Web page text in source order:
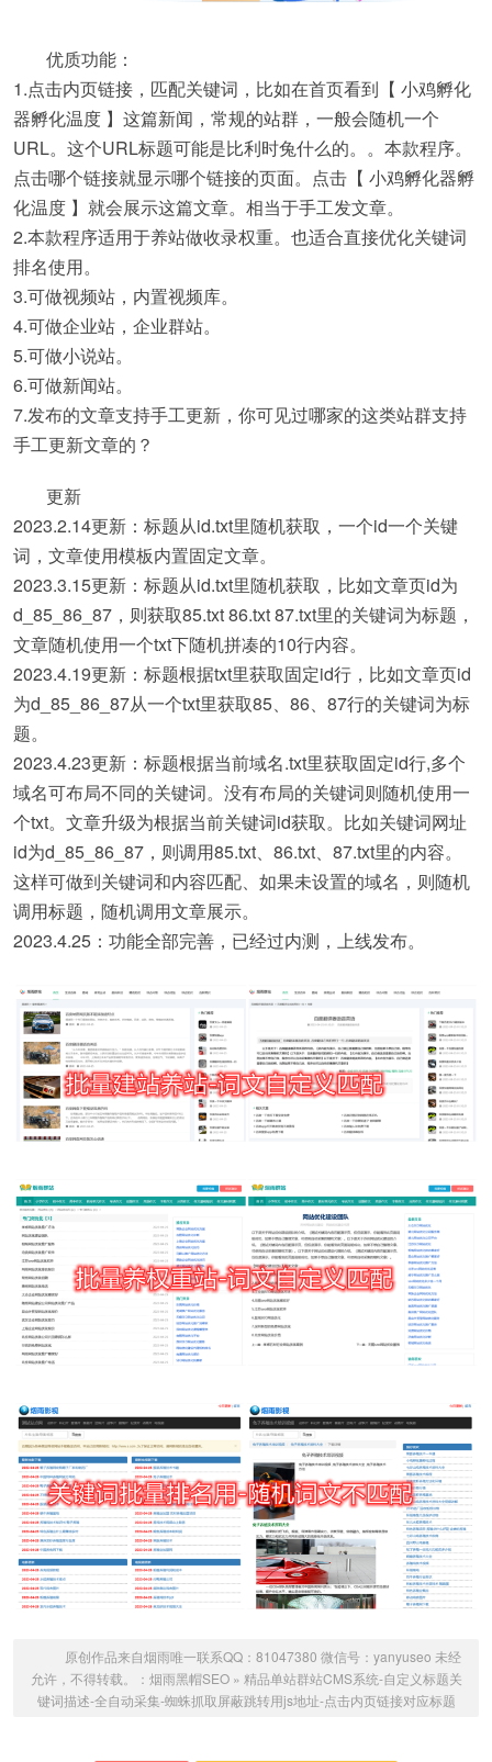
优质功能：
1.点击内页链接，匹配关键词，比如在首页看到【 小鸡孵化
器孵化温度 】这篇新闻，常规的站群，一般会随机一个
URL。这个URL标题可能是比利时兔什么的。。本款程序。
点击哪个链接就显示哪个链接的页面。点击【 小鸡孵化器孵
化温度 】就会展示这篇文章。相当于手工发文章。
2.本款程序适用于养站做收录权重。也适合直接优化关键词
排名使用。
3.可做视频站，内置视频库。
4.可做企业站，企业群站。
5.可做小说站。
6.可做新闻站。
7.发布的文章支持手工更新，你可见过哪家的这类站群支持
手工更新文章的？
更新
2023.2.14更新：标题从id.txt里随机获取，一个id一个关键
词，文章使用模板内置固定文章。
2023.3.15更新：标题从id.txt里随机获取，比如文章页id为
d_85_86_87，则获取85.txt 86.txt 87.txt里的关键词为标题，
文章随机使用一个txt下随机拼凑的10行内容。
2023.4.19更新：标题根据txt里获取固定id行，比如文章页id
为d_85_86_87从一个txt里获取85、86、87行的关键词为标
题。
2023.4.23更新：标题根据当前域名.txt里获取固定id行,多个
域名可布局不同的关键词。没有布局的关键词则随机使用一
个txt。文章升级为根据当前关键词id获取。比如关键词网址
id为d_85_86_87，则调用85.txt、86.txt、87.txt里的内容。
这样可做到关键词和内容匹配、如果未设置的域名，则随机
调用标题，随机调用文章展示。
2023.4.25：功能全部完善，已经过内测，上线发布。
原创作品来自烟雨唯一联系QQ：81047380 微信号：yanyuseo 未经
允许，不得转载。： 烟雨黑帽SEO» 精品单站群站CMS系统-自定义标题关
键词描述-全自动采集-蜘蛛抓取屏蔽跳转用js地址-点击内页链接对应标题